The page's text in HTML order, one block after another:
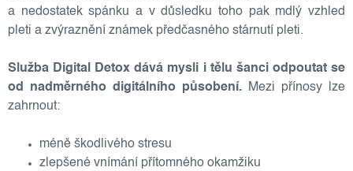
a nedostatek spánku a v důsledku toho pak mdlý vzhled
pleti a zvýraznění známek předčasného stárnutí pleti.
Služba Digital Detox dává mysli i tělu šanci odpoutat se
od nadměrného digitálního působení.
Mezi přínosy lze
zahrnout:
méně škodlivého stresu
zlepšené vnímání přítomného okamžiku